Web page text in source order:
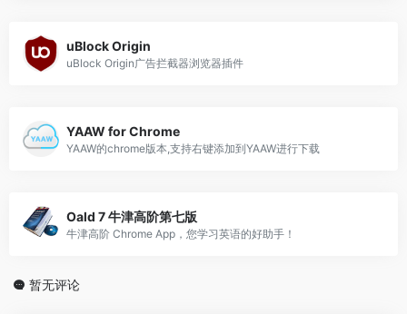
uBlock Origin
uBlock Origin广告拦截器浏览器插件
YAAW for Chrome
YAAW的chrome版本,支持右键添加到YAAW进行下载
Oald 7 牛津高阶第七版
牛津高阶 Chrome App，您学习英语的好助手！
暂无评论